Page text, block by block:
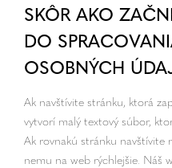
SKÔR AKO
DO
OSOBNÝCH
Ak navštívite stránku, ktorá
vytvorí malý textový súbor,
Ak rovnakú stránku navštívite
nemu na web rýchlejšie. Náš